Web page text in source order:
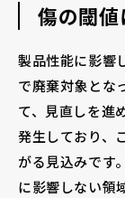
傷の閾値
製品性能に影響
で廃棄対象とな
て、見直しを進
発生しており、
がる見込みです
に影響しない領